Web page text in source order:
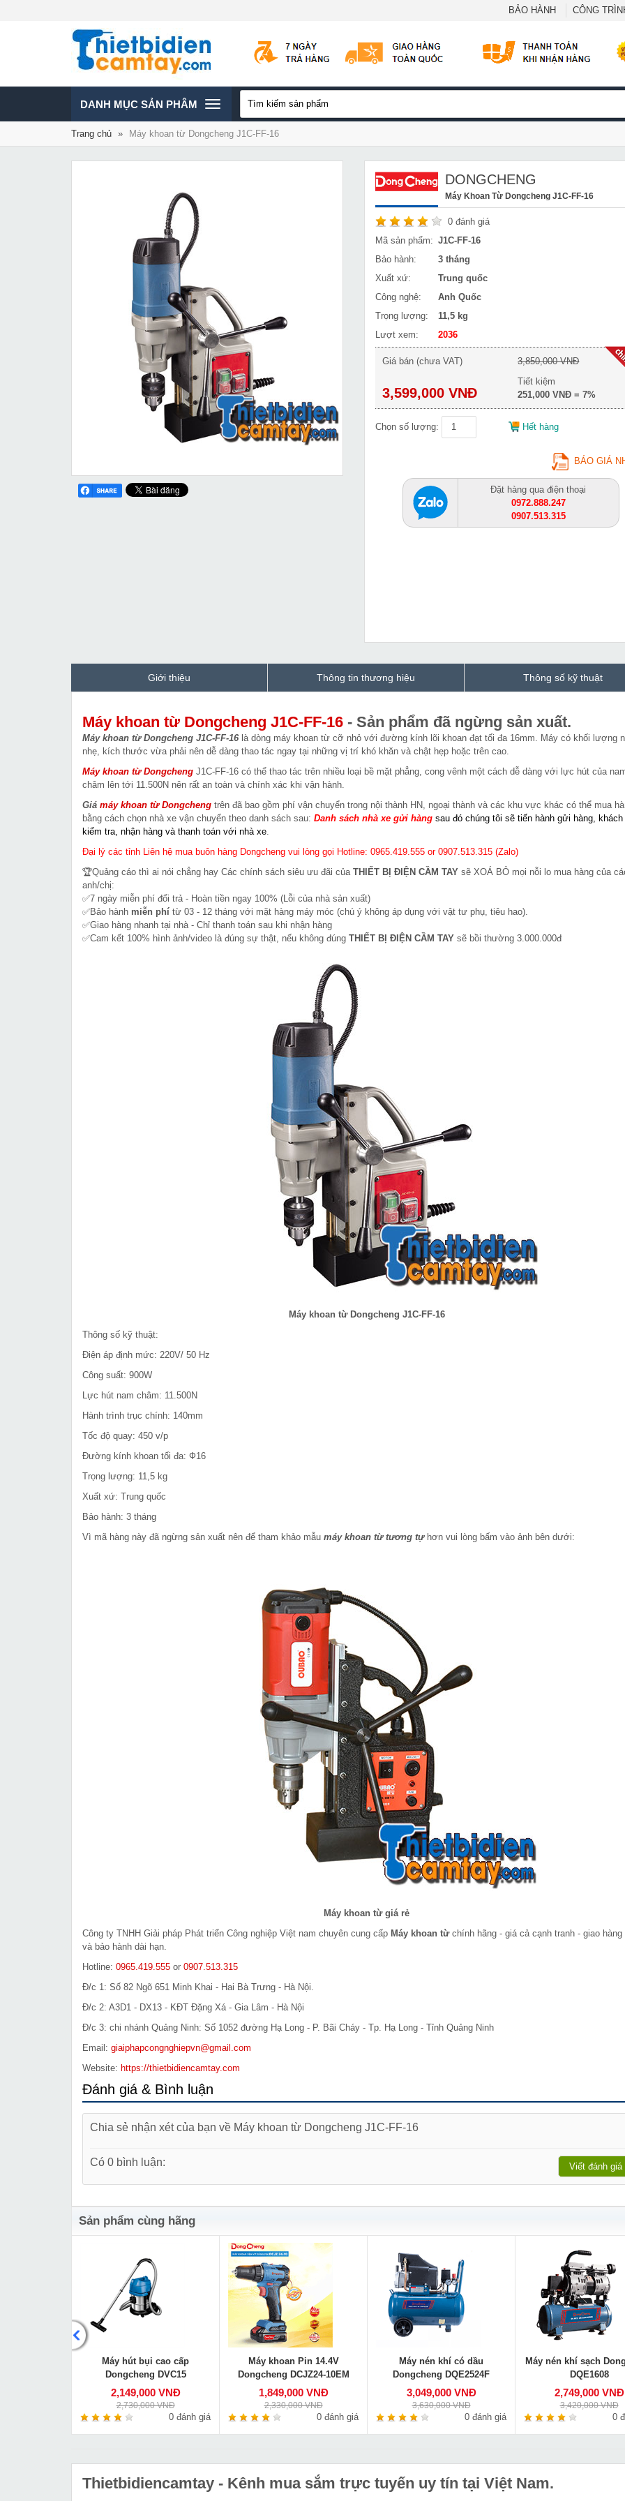
BẢO HÀNH CÔNG
TOGGLE
NAVIGATION
DANH MỤC SẢN PHÂM
Trang chủ » Máy khoan từ Dongcheng J1C-FF-16
DONGCHENG
Máy Khoan Từ Dongcheng J1C-FF-16
0 đánh giá
Mã sản phẩm: J1C-FF-16
Bảo hành:
3 tháng
Xuất xứ:
Trung quốc
Công nghệ:
Anh Quốc
Trọng lượng:
11,5 kg
Lượt xem:
2036
Giá bán (chưa VAT)
3,599,000 VNĐ
3,850,000 VNĐ
Tiết kiệm
251,000 VNĐ = 7%
Chọn số lượng: Hết hàng
BÁO GIÁ
Đặt hàng qua điện thoại
0972.888.247
0907.513.315
Giới thiệu Thông tin thương hiệu Thông số kỹ thuật
Máy khoan từ Dongcheng J1C-FF-16 - Sản phẩm đã ngừng sản xuất.
Máy khoan từ Dongcheng J1C-FF-16 là dòng máy khoan từ cỡ nhỏ với đường kính lõi khoan đạt tối đa 16mm. Máy có khối lượng
nhẹ, kích thước vừa phải nên dễ dàng thao tác ngay tại những vị trí khó khăn và chật hẹp hoặc trên cao.
Máy khoan từ Dongcheng J1C-FF-16 có thể thao tác trên nhiều loại bề mặt phẳng, cong vênh một cách dễ dàng với lực hút của
châm lên tới 11.500N nên rất an toàn và chính xác khi vận hành.
Giá máy khoan từ Dongcheng trên đã bao gồm phí vận chuyển trong nội thành HN, ngoại thành và các khu vực khác có thể mua
bằng cách chọn nhà xe vận chuyển theo danh sách sau: Danh sách nhà xe gửi hàng sau đó chúng tôi sẽ tiến hành gửi hàng, khách
kiểm tra, nhận hàng và thanh toán với nhà xe.
Đại lý các tỉnh Liên hệ mua buôn hàng Dongcheng vui lòng gọi Hotline: 0965.419.555 or 0907.513.315 (Zalo)
🏆Quảng cáo thì ai nói chẳng hay Các chính sách siêu ưu đãi của THIẾT BỊ ĐIỆN CẦM TAY sẽ XOÁ BỎ mọi nỗi lo mua hàng của
anh/chị:
✅7 ngày miễn phí đổi trả - Hoàn tiền ngay 100% (Lỗi của nhà sản xuất)
✅Bảo hành miễn phí từ 03 - 12 tháng với mặt hàng máy móc (chú ý không áp dụng với vật tư phụ, tiêu hao).
✅Giao hàng nhanh tại nhà - Chỉ thanh toán sau khi nhận hàng
✅Cam kết 100% hình ảnh/video là đúng sự thật, nếu không đúng THIẾT BỊ ĐIỆN CẦM TAY sẽ bồi thường 3.000.000đ
Máy khoan từ Dongcheng J1C-FF-16
Thông số kỹ thuật:
Điện áp định mức: 220V/ 50 Hz
Công suất: 900W
Lực hút nam châm: 11.500N
Hành trình trục chính: 140mm
Tốc độ quay: 450 v/p
Đường kính khoan tối đa: Ф16
Trọng lượng: 11,5 kg
Xuất xứ: Trung quốc
Bảo hành: 3 tháng
Vì mã hàng này đã ngừng sản xuất nên để tham khảo mẫu máy khoan từ tương tựhơn vui lòng bấm vào ảnh bên dưới:
Máy khoan từ giá rẻ
Công ty TNHH Giải pháp Phát triển Công nghiệp Việt nam chuyên cung cấp Máy khoan từchính hãng - giá cả cạnh tranh - giao hàng
và bảo hành dài hạn.
Hotline: 0965.419.555 or 0907.513.315
Đ/c 1: Số 82 Ngõ 651 Minh Khai - Hai Bà Trưng - Hà Nội.
Đ/c 2: A3D1 - DX13 - KĐT Đặng Xá - Gia Lâm - Hà Nội
Đ/c 3: chi nhánh Quảng Ninh: Số 1052 đường Hạ Long - P. Bãi Cháy - Tp. Hạ Long - Tỉnh Quảng Ninh
Email: giaiphapcongnghiepvn@gmail.com
Website: https://thietbidiencamtay.com
Đánh giá & Bình luận
Chia sẻ nhận xét của bạn về Máy khoan từ Dongcheng J1C-FF-16
Có 0 bình luận: Viết đánh giá
Sản phẩm cùng hãng
Máy hút bụi cao cấp
Dongcheng DVC15
2,149,000 VNĐ
2,730,000 VNĐ
0 đánh giá
Máy khoan Pin 14.4V
Dongcheng DCJZ24-10EM
1,849,000 VNĐ
2,330,000 VNĐ
0 đánh giá
Máy nén khí có dầu
Dongcheng DQE2524F
3,049,000 VNĐ
3,630,000 VNĐ
0 đánh giá
Máy nén khí sạch
DQE1608
2,749,000 VNĐ
3,420,000 VNĐ
0
Thietbidiencamtay - Kênh mua sắm trực tuyến uy tín tại Việt Nam.